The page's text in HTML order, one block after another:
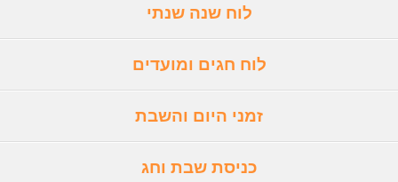
לוח שנה שנתי
לוח חגים ומועדים
זמני היום והשבת
כניסת שבת וחג